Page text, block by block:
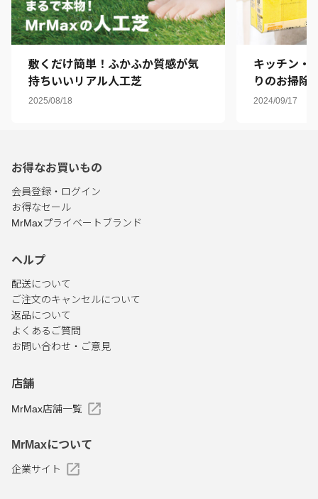
敷くだけ簡単！ふかふか質感が気
持ちいいリアル人工芝
2025/08/18
キッチン・
りのお掃除
バイヤーお
2024/09/17
お得なお買いもの
会員登録・ログイン
お得なセール
MrMaxプライベートブランド
ヘルプ
配送について
ご注文のキャンセルについて
返品について
よくあるご質問
お問い合わせ・ご意見
店舗
MrMax店舗一覧
MrMaxについて
企業サイト